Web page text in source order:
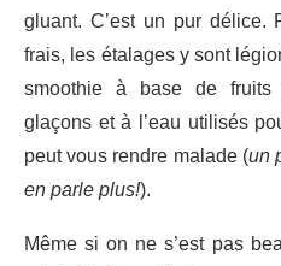
gluant. C’est un pur délice.
frais, les étalages y sont
smoothie à base de fruits
glaçons et à l’eau utilisés
peut vous rendre malade (un
en parle plus!).
Même si on ne s’est pas